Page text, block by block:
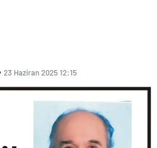
23 Haziran 2025 12:15